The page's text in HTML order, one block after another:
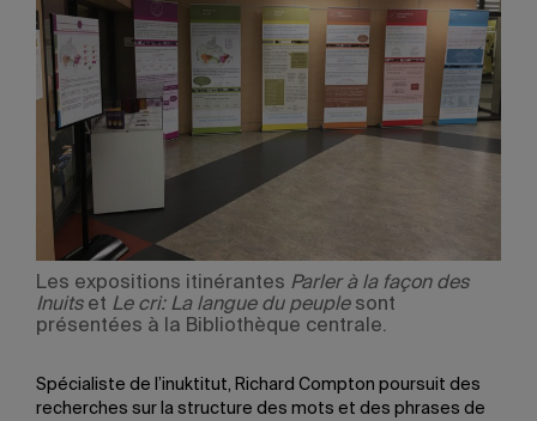
Les expositions itinérantes Parler à la façon des
Inuitset Le cri: La langue du peuplesont
présentées à la Bibliothèque centrale.
Spécialiste de l’inuktitut, Richard Compton poursuit des
recherches sur la structure des mots et des phrases de